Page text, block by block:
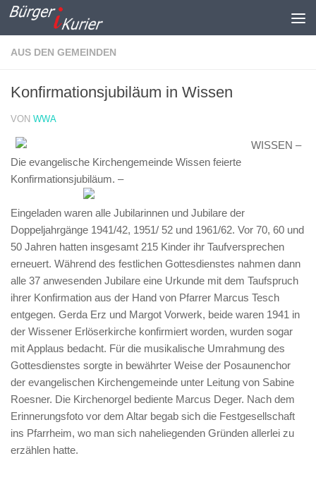
Zum Inhalt springen
AUS DEN GEMEINDEN
Konfirmationsjubiläum in Wissen
VON WWA
WISSEN –
Die evangelische Kirchengemeinde Wissen feierte
Konfirmationsjubiläum. –
Eingeladen waren alle Jubilarinnen und Jubilare der
Doppeljahrgänge 1941/42, 1951/ 52 und 1961/62. Vor 70, 60 und
50 Jahren hatten insgesamt 215 Kinder ihr Taufversprechen
erneuert. Während des festlichen Gottesdienstes nahmen dann
alle 37 anwesenden Jubilare eine Urkunde mit dem Taufspruch
ihrer Konfirmation aus der Hand von Pfarrer Marcus Tesch
entgegen. Gerda Erz und Margot Vorwerk, beide waren 1941 in
der Wissener Erlöserkirche konfirmiert worden, wurden sogar
mit Applaus bedacht. Für die musikalische Umrahmung des
Gottesdienstes sorgte in bewährter Weise der Posaunenchor
der evangelischen Kirchengemeinde unter Leitung von Sabine
Roesner. Die Kirchenorgel bediente Marcus Deger. Nach dem
Erinnerungsfoto vor dem Altar begab sich die Festgesellschaft
ins Pfarrheim, wo man sich naheliegenden Gründen allerlei zu
erzählen hatte.